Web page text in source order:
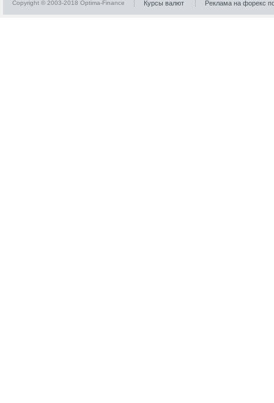
Copyright © 2003-2018 Optima-Finance Курсы валют Реклама на форекс